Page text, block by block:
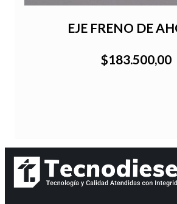
EJE FRENO DE
$183.500,00